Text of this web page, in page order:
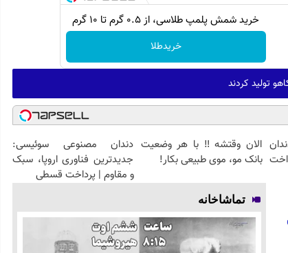
خرید شمش پلمپ طلاسی، از ۰.۵ گرم تا ۱۰ گرم
خریدطلا
تولید کردند
الان وقتشه‼️ با هر وضعیت
بانک مو، موی طبیعی بکار!
دندان مصنوعی سوئیسی:
جدیدترین فناوری اروپا، سبک
و مقاوم | پرداخت قسطی
تماشاخانه